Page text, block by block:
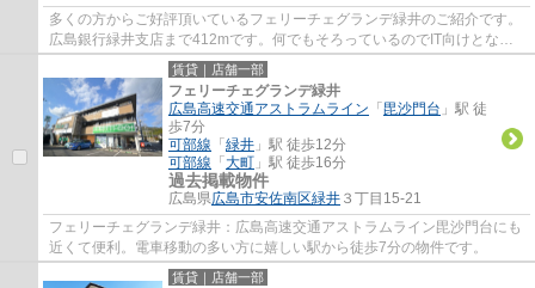
多くの方からご好評頂いているフェリーチェグランデ緑井のご紹介です。
広島銀行緑井支店まで412mです。何でもそろっているのでIT向けとなっ
ているんですよ。敷地内駐車場に空きありな...
賃貸｜店舗一部
フェリーチェグランデ緑井
広島高速交通アストラムライン 「 毘沙門台 」駅 徒
歩7分
可部線 「 緑井 」駅 徒歩12分
可部線 「 大町 」駅 徒歩16分
過去掲載物件
広島県広島市安佐南区緑井 ３丁目15-21
フェリーチェグランデ緑井：広島高速交通アストラムライン毘沙門台にも
近くて便利。電車移動の多い方に嬉しい駅から徒歩7分の物件です。
賃貸｜店舗一部